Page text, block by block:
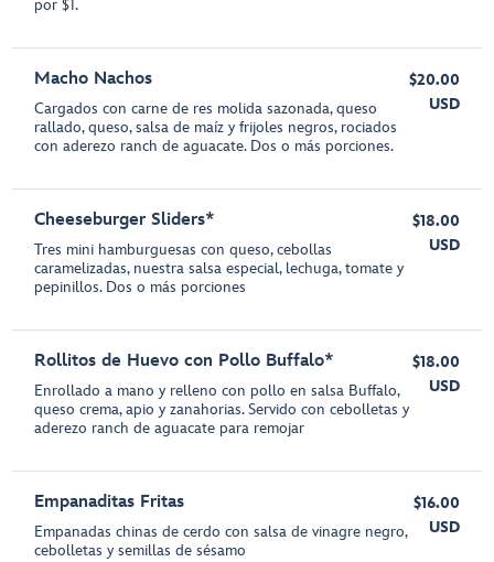
por $1.
Macho Nachos
Cargados con carne de res molida sazonada, queso
rallado, queso, salsa de maíz y frijoles negros, rociados
con aderezo ranch de aguacate. Dos o más porciones.
$20.00
USD
Cheeseburger Sliders*
Tres mini hamburguesas con queso, cebollas
caramelizadas, nuestra salsa especial, lechuga, tomate y
pepinillos. Dos o más porciones
$18.00
USD
Rollitos de Huevo con Pollo Buffalo*
Enrollado a mano y relleno con pollo en salsa Buffalo,
queso crema, apio y zanahorias. Servido con cebolletas y
aderezo ranch de aguacate para remojar
$18.00
USD
Empanaditas Fritas
Empanadas chinas de cerdo con salsa de vinagre negro,
cebolletas y semillas de sésamo
$16.00
USD